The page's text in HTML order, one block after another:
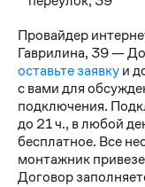
Провайдер
Гаврилина, 39 —
оставьте заявкуи
с вами для
подключения.
до 21 ч., в любой
бесплатное. Все
монтажник
Договор